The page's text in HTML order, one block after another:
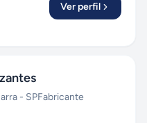
Ver perfil
- SPFabricante